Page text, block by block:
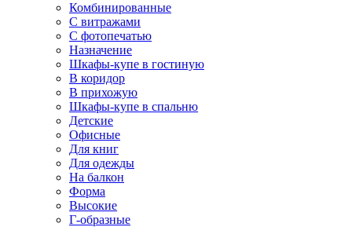
Комбинированные
С витражами
С фотопечатью
Назначение
Шкафы-купе в гостиную
В коридор
В прихожую
Шкафы-купе в спальню
Детские
Офисные
Для книг
Для одежды
На балкон
Форма
Высокие
Г-образные